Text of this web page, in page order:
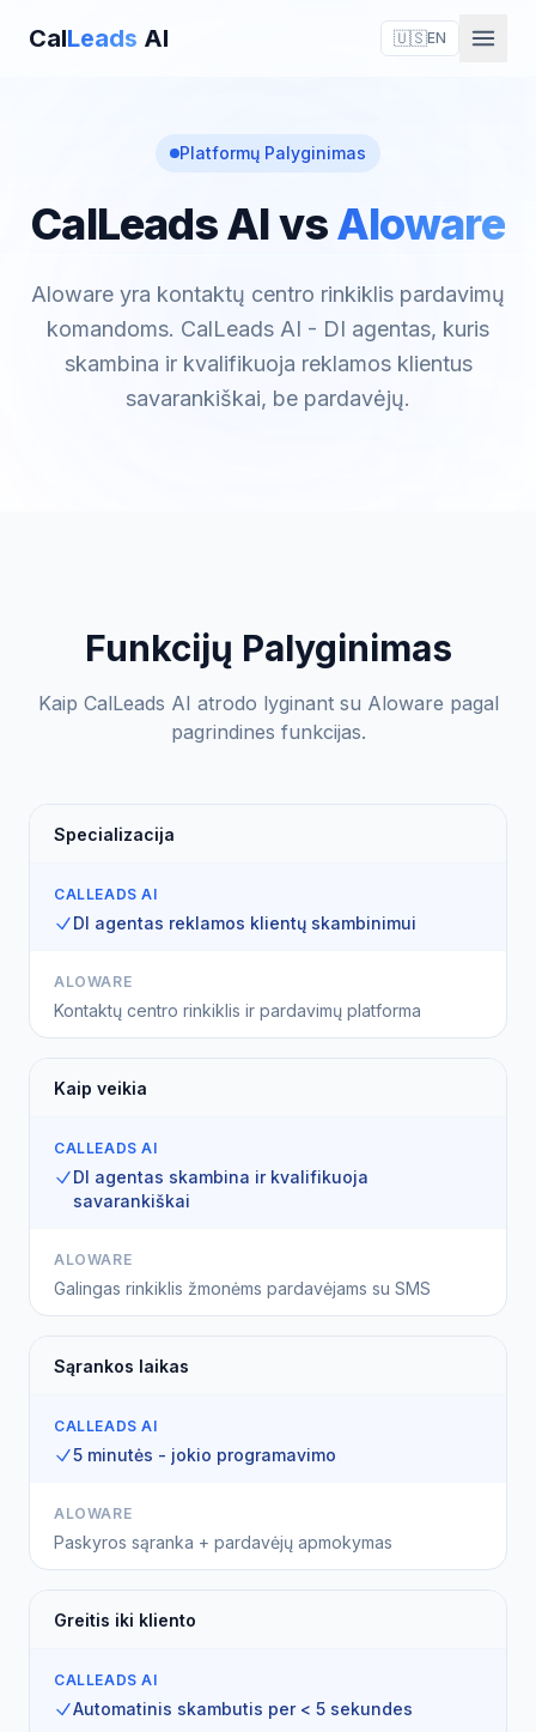
CalLeads AI 🇺🇸EN
Platformų Palyginimas
CalLeads AI vsAloware
Aloware yra kontaktų centro rinkiklis pardavimų
komandoms. CalLeads AI - DI agentas, kuris
skambina ir kvalifikuoja reklamos klientus
savarankiškai, be pardavėjų.
Funkcijų Palyginimas
Kaip CalLeads AI atrodo lyginant su Aloware pagal
pagrindines funkcijas.
Specializacija
CALLEADS AI
DI agentas reklamos klientų skambinimui
ALOWARE
Kontaktų centro rinkiklis ir pardavimų platforma
Kaip veikia
CALLEADS AI
DI agentas skambina ir kvalifikuoja
savarankiškai
ALOWARE
Galingas rinkiklis žmonėms pardavėjams su SMS
Sąrankos laikas
CALLEADS AI
5 minutės - jokio programavimo
ALOWARE
Paskyros sąranka + pardavėjų apmokymas
Greitis iki kliento
CALLEADS AI
Automatinis skambutis per < 5 sekundes